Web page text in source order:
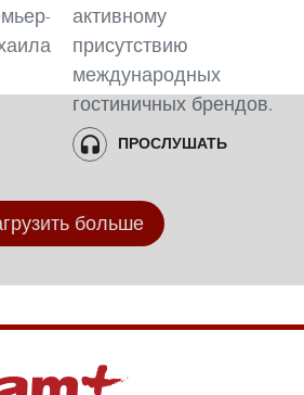
активному
присутствию
международных
гостиничных брендов.
ПРОСЛУШАТЬ
больше